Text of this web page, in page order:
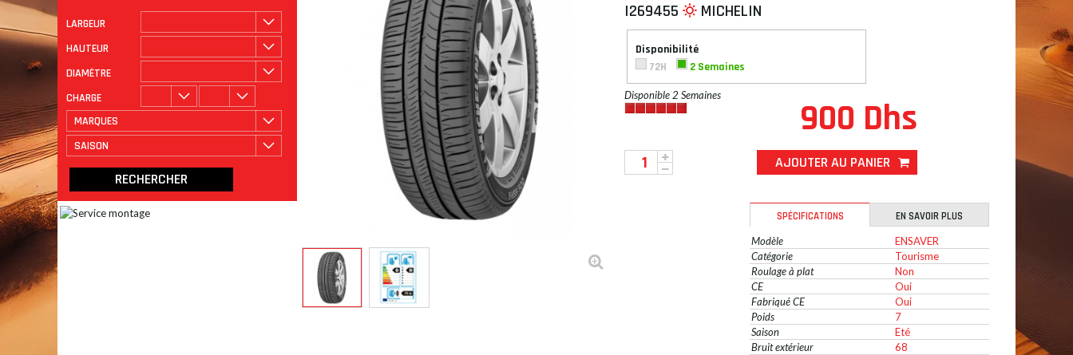
LARGEUR
HAUTEUR
DIAMÈTRE
CHARGE
MARQUES
SAISON
ROULAGE À PLAT
I269455 MICHELIN
Disponibilité
72H
2 Semaines
Disponible 2 Semaines
900 Dhs
AJOUTER AU PANIER
SPÉCIFICATIONS
EN SAVOIR PLUS
Modèle
ENSAVER
Catégorie
Tourisme
Roulage à plat
Non
CE
Oui
Fabriqué CE
Oui
Poids
7
Saison
Eté
Bruit extérieur
68